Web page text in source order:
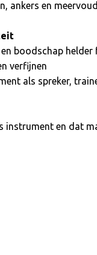
ankers en
boodschap helder
verfijnen
als spreker,
instrument en dat